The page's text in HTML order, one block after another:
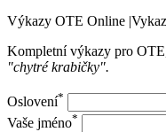
Výkazy OTE Online
Kompletní výkazy pro
"chytré krabičky".
Oslovení*
Vaše jméno*